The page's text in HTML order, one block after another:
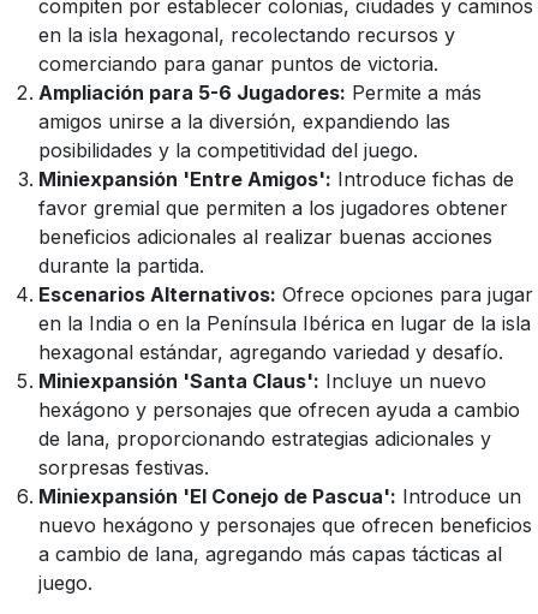
compiten por establecer colonias, ciudades y caminos
en la isla hexagonal, recolectando recursos y
comerciando para ganar puntos de victoria.
Ampliación para 5-6 Jugadores: Permite a más
amigos unirse a la diversión, expandiendo las
posibilidades y la competitividad del juego.
Miniexpansión 'Entre Amigos': Introduce fichas de
favor gremial que permiten a los jugadores obtener
beneficios adicionales al realizar buenas acciones
durante la partida.
Escenarios Alternativos: Ofrece opciones para jugar
en la India o en la Península Ibérica en lugar de la isla
hexagonal estándar, agregando variedad y desafío.
Miniexpansión 'Santa Claus': Incluye un nuevo
hexágono y personajes que ofrecen ayuda a cambio
de lana, proporcionando estrategias adicionales y
sorpresas festivas.
Miniexpansión 'El Conejo de Pascua': Introduce un
nuevo hexágono y personajes que ofrecen beneficios
a cambio de lana, agregando más capas tácticas al
juego.